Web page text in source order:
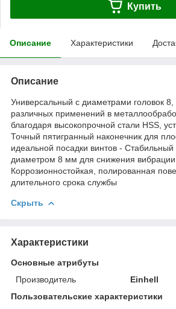
Купить
Описание Характеристики
Описание
Универсальный с диаметрами головок
различных применений в
благодаря высокопрочной стали HSS,
Точный пятигранный наконечник для
идеальной посадки винтов -
диаметром 8 мм для снижения
Коррозионностойкая, полированная
длительного срока службы
Скрыть
Характеристики
Основные атрибуты
Производитель
Einhell
Пользовательские характеристики